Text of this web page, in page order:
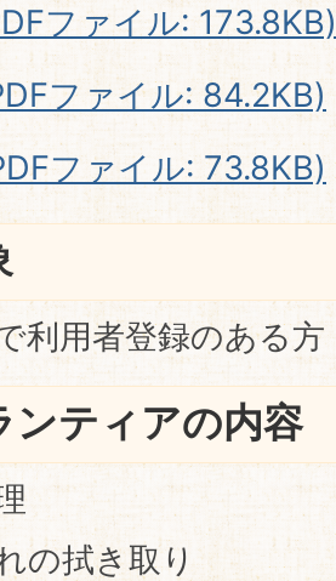
ファイル: 173.8KB)
ファイル: 84.2KB)
ファイル: 73.8KB)
利用者登録のある方
ンティアの内容
の拭き取り